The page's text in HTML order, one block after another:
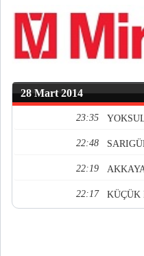
28 Mart 2014
23:35
22:48
22:19
22:17 KÜÇÜK